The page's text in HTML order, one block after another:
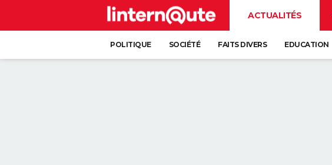
ACTUALITÉS
POLITIQUE SOCIÉTÉ FAITS DIVERS EDUCATION